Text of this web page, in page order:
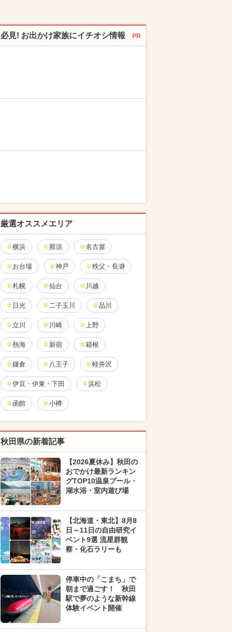
必見! お出かけ家族にイチオシ情報 PR
厳選オススメエリア
横浜 那須 名古屋
お台場 神戸 秩父・長瀞
札幌 仙台 川越
日光 二子玉川 品川
立川 川崎 上野
熱海 新宿 箱根
鎌倉 八王子 軽井沢
伊豆・伊東・下田 浜松
函館 小樽
秋田県の新着記事
【2026夏休み】秋田の
おでかけ最新ランキン
グTOP10温泉プール・
湖水浴・室内遊び場
【北海道・東北】8月8
日～11日の自由研究イ
ベント9選 流星群観
察・化石ラリーも
停車中の「こまち」で
朝まで過ごす！ 秋田
駅で夢のような新幹線
体験イベント開催